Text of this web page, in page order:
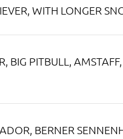
WITH LONGER
BIG PITBULL, AMSTAFF,
BERNER